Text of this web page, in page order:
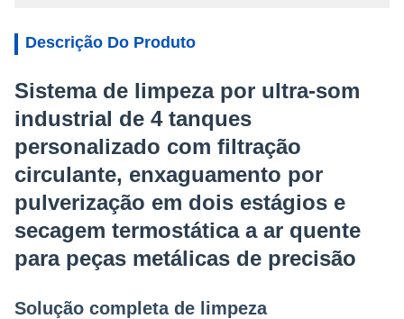
Descrição Do Produto
Sistema de limpeza por ultra-som
industrial de 4 tanques
personalizado com filtração
circulante, enxaguamento por
pulverização em dois estágios e
secagem termostática a ar quente
para peças metálicas de precisão
Solução completa de limpeza